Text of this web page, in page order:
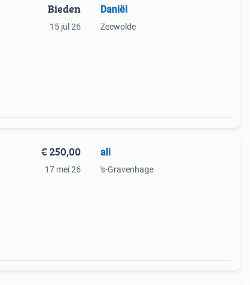
Bieden
15 jul 26
Daniël
Zeewolde
€ 250,00
17 mei 26
ali
's-Gravenhage